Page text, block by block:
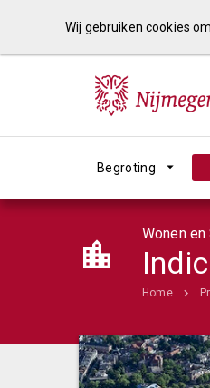
Begroting
Wonen
Home
Wij gebruiken cookies